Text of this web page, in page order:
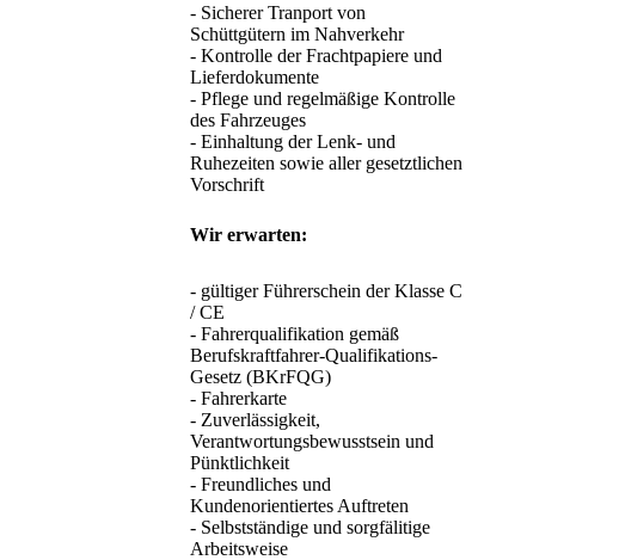
- Sicherer Tranport von
Schüttgütern im Nahverkehr
- Kontrolle der Frachtpapiere und
Lieferdokumente
- Pflege und regelmäßige Kontrolle
des Fahrzeuges
- Einhaltung der Lenk- und
Ruhezeiten sowie aller gesetztlichen
Vorschrift
Wir erwarten:
- gültiger Führerschein der Klasse C
/ CE
- Fahrerqualifikation gemäß
Berufskraftfahrer-Qualifikations-
Gesetz (BKrFQG)
- Fahrerkarte
- Zuverlässigkeit,
Verantwortungsbewusstsein und
Pünktlichkeit
- Freundliches und
Kundenorientiertes Auftreten
- Selbstständige und sorgfälitige
Arbeitsweise